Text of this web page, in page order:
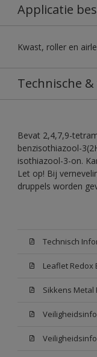
Applicatie
Kwast, roller en
Technische
Bevat 2,4,7,9-
benzisothiazool-
isothiazool-3-on.
Let op! Bij
druppels worden
Leaflet Redox